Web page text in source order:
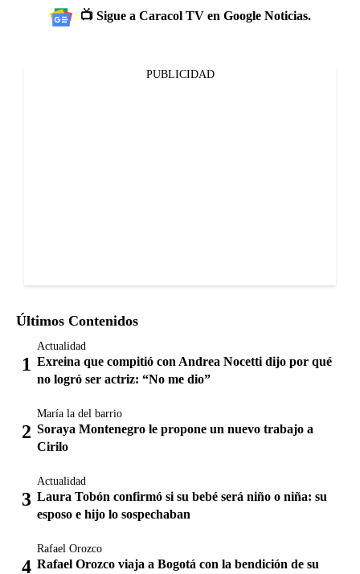
📺 Sigue a Caracol TV en Google Noticias.
PUBLICIDAD
Últimos Contenidos
Actualidad
Exreina que compitió con Andrea Nocetti dijo por qué
no logró ser actriz: “No me dio”
María la del barrio
Soraya Montenegro le propone un nuevo trabajo a
Cirilo
Actualidad
Laura Tobón confirmó si su bebé será niño o niña: su
esposo e hijo lo sospechaban
Rafael Orozco
Rafael Orozco viaja a Bogotá con la bendición de su